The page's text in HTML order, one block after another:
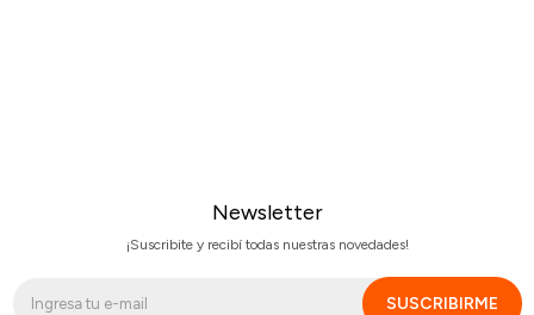
Newsletter
¡Suscribite y recibí todas nuestras novedades!
SUSCRIBIRME